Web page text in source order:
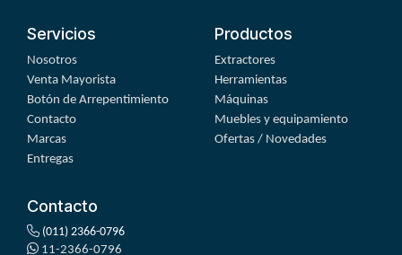
Servicios
Nosotros
Venta Mayorista
Botón de Arrepentimiento
Contacto
Marcas
Entregas
Productos
Extractores
Herramientas
Máquinas
Muebles y equipamiento
Ofertas / Novedades
Contacto
(011) 2366-0796
11-2366-0796